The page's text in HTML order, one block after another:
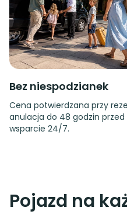
Bez niespodzianek
Cena potwierdzana przy
anulacja do 48 godzin
wsparcie 24/7.
Pojazd na